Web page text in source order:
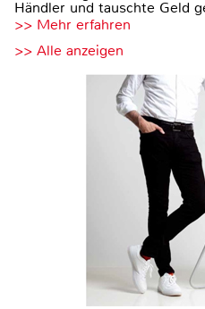
Händler und tauschte Geld
>> Mehr erfahren
>> Alle anzeigen